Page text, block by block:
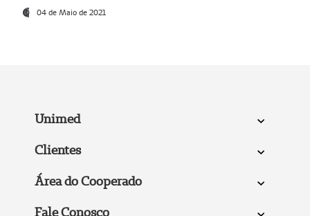
04 de Maio de 2021
Unimed
Clientes
Área do Cooperado
Fale Conosco